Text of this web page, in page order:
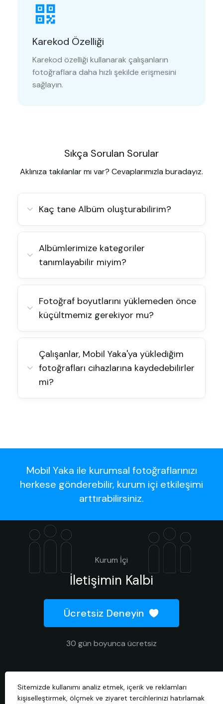
Karekod Özelliği
Karekod özelliği kullanarak çalışanların
fotoğraflara daha hızlı şekilde erişmesini
sağlayın.
Sıkça Sorulan Sorular
Aklınıza takılanlar mı var? Cevaplarımızla buradayız.
Kaç tane Albüm oluşturabilirim?
Albümlerimize kategoriler
tanımlayabilir miyim?
Fotoğraf boyutlarını yüklemeden önce
küçültmemiz gerekiyor mu?
Çalışanlar, Mobil Yaka'ya yüklediğim
fotoğrafları cihazlarına kaydedebilirler
mi?
Mobil Yaka ile kurumsal fotoğraflarınızı
herkese gönderebilir, kurum içi etkileşimi
arttırabilirsiniz.
Kurum İçi
İletişimin Kalbi
Ücretsiz Deneyin
30 gün boyunca ücretsiz
2026 © Tüm hakları saklıdır.
Sitemizde kullanımı analiz etmek, içerik ve reklamları
kişiselleştirmek, ölçmek ve ziyaret tercihlerinizi hatırlamak